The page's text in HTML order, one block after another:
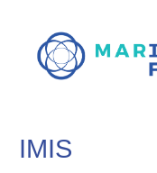
main
IMIS